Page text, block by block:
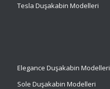
Tesla Duşakabin Modelleri
Elegance Duşakabin Modelleri
Sole Duşakabin Modelleri